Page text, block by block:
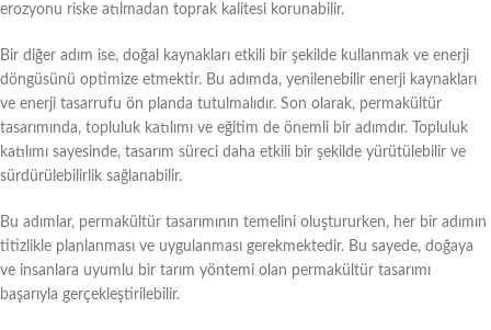
erozyonu riske atılmadan toprak kalitesi korunabilir.
Bir diğer adım ise, doğal kaynakları etkili bir şekilde kullanmak ve enerji
döngüsünü optimize etmektir. Bu adımda, yenilenebilir enerji kaynakları
ve enerji tasarrufu ön planda tutulmalıdır. Son olarak, permakültür
tasarımında, topluluk katılımı ve eğitim de önemli bir adımdır. Topluluk
katılımı sayesinde, tasarım süreci daha etkili bir şekilde yürütülebilir ve
sürdürülebilirlik sağlanabilir.
Bu adımlar, permakültür tasarımının temelini oluştururken, her bir adımın
titizlikle planlanması ve uygulanması gerekmektedir. Bu sayede, doğaya
ve insanlara uyumlu bir tarım yöntemi olan permakültür tasarımı
başarıyla gerçekleştirilebilir.